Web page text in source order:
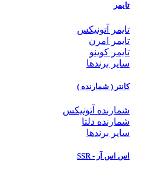
تایمر
تایمر آتونیکس
تایمر امرن
تایمر کوینو
سایر برندها
کانتر ( شمارنده )
شمارنده آتونیکس
شمارنده دلتا
سایر برندها
اس اس آر - SSR